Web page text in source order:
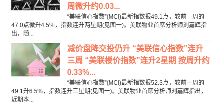
周微升约0.03...
“美联信心指数”(MCI)最新指数报49.1点，较前一周的
47.0点微升4.5%，指数连升两星期(见图一)。美联物业首席分析师刘嘉辉指
出，随...
减价盘降交投仍升 “美联信心指数”连升
三周 “美联楼价指数”连升2星期 按周升约
0.33%...
“美联信心指数”(MCI)最新指数报52.3点，较前一周的
49.1升6.5%，指数连升三星期(见图一)。美联物业首席分析师刘嘉辉指出，
近期本...